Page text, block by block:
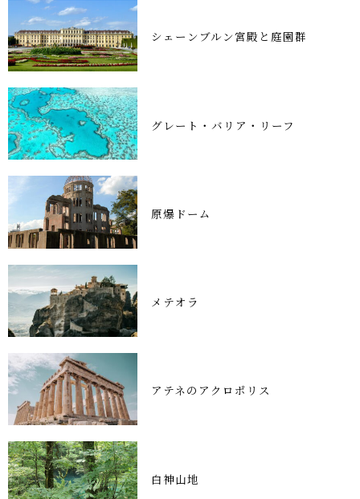
シェーンブルン宮殿と庭園群
グレート・バリア・リーフ
原爆ドーム
メテオラ
アテネのアクロポリス
白神山地